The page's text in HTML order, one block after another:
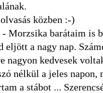
közben :-)
Morzsika barátaim is
eljött a nagy nap.
nagyon kedvesek
nélkül a jeles
a stábot ...